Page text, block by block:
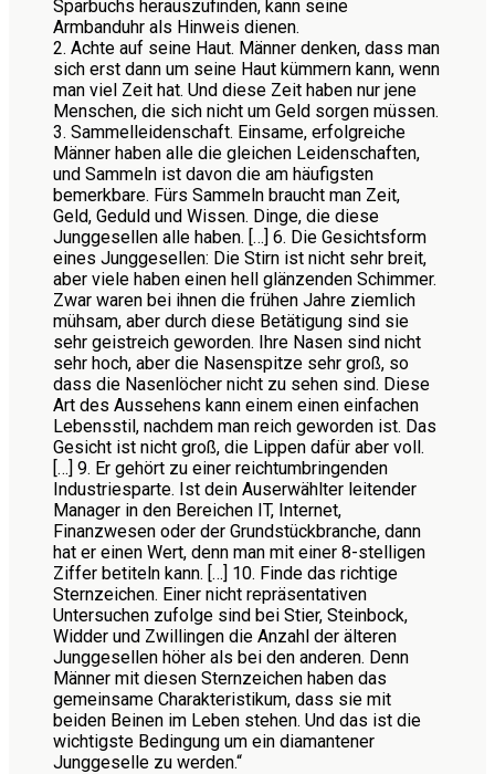
Sparbuchs herauszufinden, kann seine
Armbanduhr als Hinweis dienen.
2. Achte auf seine Haut. Männer denken, dass man
sich erst dann um seine Haut kümmern kann, wenn
man viel Zeit hat. Und diese Zeit haben nur jene
Menschen, die sich nicht um Geld sorgen müssen.
3. Sammelleidenschaft. Einsame, erfolgreiche
Männer haben alle die gleichen Leidenschaften,
und Sammeln ist davon die am häufigsten
bemerkbare. Fürs Sammeln braucht man Zeit,
Geld, Geduld und Wissen. Dinge, die diese
Junggesellen alle haben. […] 6. Die Gesichtsform
eines Junggesellen: Die Stirn ist nicht sehr breit,
aber viele haben einen hell glänzenden Schimmer.
Zwar waren bei ihnen die frühen Jahre ziemlich
mühsam, aber durch diese Betätigung sind sie
sehr geistreich geworden. Ihre Nasen sind nicht
sehr hoch, aber die Nasenspitze sehr groß, so
dass die Nasenlöcher nicht zu sehen sind. Diese
Art des Aussehens kann einem einen einfachen
Lebensstil, nachdem man reich geworden ist. Das
Gesicht ist nicht groß, die Lippen dafür aber voll.
[…] 9. Er gehört zu einer reichtumbringenden
Industriesparte. Ist dein Auserwählter leitender
Manager in den Bereichen IT, Internet,
Finanzwesen oder der Grundstückbranche, dann
hat er einen Wert, denn man mit einer 8-stelligen
Ziffer betiteln kann. […] 10. Finde das richtige
Sternzeichen. Einer nicht repräsentativen
Untersuchen zufolge sind bei Stier, Steinbock,
Widder und Zwillingen die Anzahl der älteren
Junggesellen höher als bei den anderen. Denn
Männer mit diesen Sternzeichen haben das
gemeinsame Charakteristikum, dass sie mit
beiden Beinen im Leben stehen. Und das ist die
wichtigste Bedingung um ein diamantener
Junggeselle zu werden.“